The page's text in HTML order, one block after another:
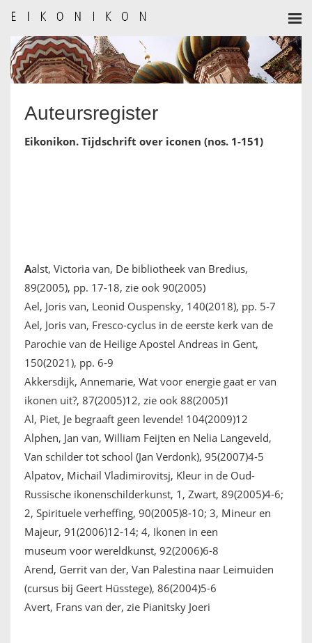
HOME
AANMELDEN
BULLETIN
BULLETIN ARCHIEF
IKOON GESCHIEDENIS
IKONEN, EEN INTRODUCTIE
OVER DE STICHTING
LEXIKON
LINKS
EXPOSITIES
DOEN OF LATEN
ENGLISH
Auteursregister
Eikonikon. Tijdschrift over iconen (nos. 1-151)
Aalst, Victoria van, De bibliotheek van Bredius,
89(2005), pp. 17-18, zie ook 90(2005)
Ael, Joris van, Leonid Ouspensky, 140(2018), pp. 5-7
Ael, Joris van, Fresco-cyclus in de eerste kerk van de
Parochie van de Heilige Apostel Andreas in Gent,
150(2021), pp. 6-9
Akkersdijk, Annemarie, Wat voor energie gaat er van
ikonen uit?, 87(2005)12, zie ook 88(2005)1
Al, Piet, Je begraaft geen levende! 104(2009)12
Alphen, Jan van, William Feijten en Nelia Langeveld,
Van schilder tot school (Jan Verdonk), 95(2007)4-5
Alpatov, Michail Vladimirovitsj, Kleur in de Oud-
Russische ikonenschilderkunst, 1, Zwart, 89(2005)4-6;
2, Spirituele verheffing, 90(2005)8-10; 3, Mineur en
Majeur, 91(2006)12-14; 4, Ikonen in een
museum voor wereldkunst, 92(2006)6-8
Arend, Gerrit van der, Van Palestina naar Leimuiden
(cursus bij Geert Hüsstege), 86(2004)5-6
Avert, Frans van der, zie Pianitsky Joeri